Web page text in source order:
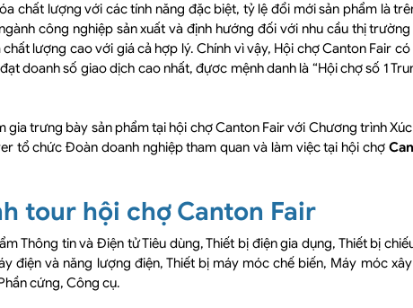
chất lượng với các tính năng đặc biệt, tỷ lệ đổi mới sản phẩm là
công nghiệp sản xuất và định hướng đối với nhu cầu thị
lượng cao với giá cả hợp lý. Chính vì vậy, Hội chợ Canton Fair
doanh số giao dịch cao nhất, đựơc mệnh danh là “Hội chợ số 1
gia trưng bày sản phẩm tại hội chợ Canton Fair với Chương trình
tổ chức Đoàn doanh nghiệp tham quan và làm việc tại hội chợ
tour hội chợ Canton Fair
Thông tin và Điện tử Tiêu dùng, Thiết bị điện gia dụng, Thiết bị
điện và năng lượng điện, Thiết bị máy móc chế biến, Máy móc
cứng, Công cụ.